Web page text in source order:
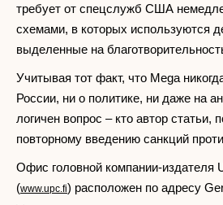
требует от спецслужб США
схемами, в которых используются
выделенные на
Учитывая тот факт, что Mega
России, ни о политике, ни даже на
логичен вопрос – кто автор статьи,
повторному введению санкций
Офис головной компании-издателя
(www.upc.fi) расположен по адресу